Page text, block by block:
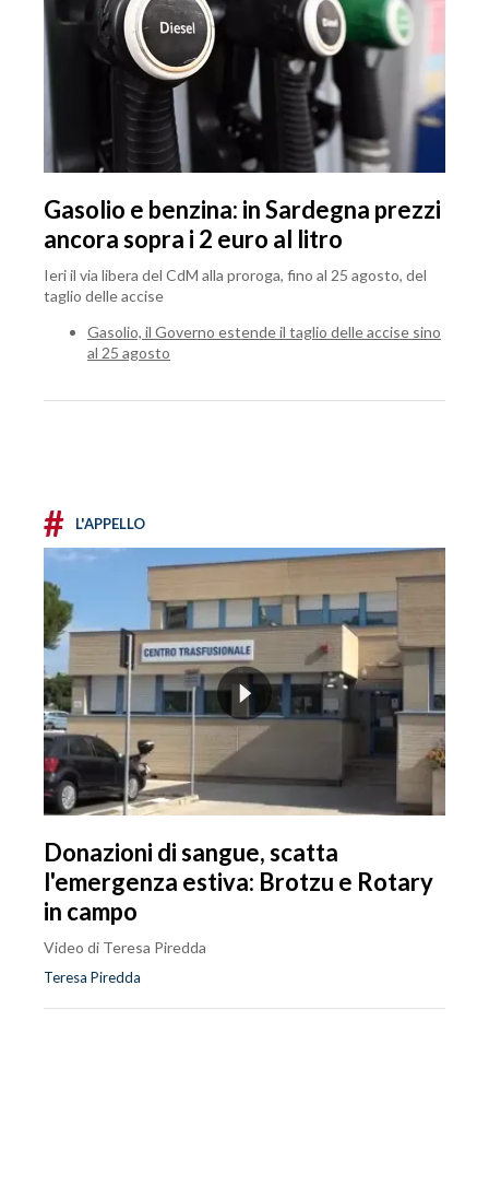
Gasolio e benzina: in Sardegna prezzi
ancora sopra i 2 euro al litro
Ieri il via libera del CdM alla proroga, fino al 25 agosto, del
taglio delle accise
Gasolio, il Governo estende il taglio delle accise sino
al 25 agosto
# L'APPELLO
Donazioni di sangue, scatta
l'emergenza estiva: Brotzu e Rotary
in campo
Video di Teresa Piredda
Teresa Piredda